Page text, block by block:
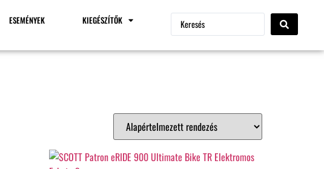
ESEMÉNYEK KIEGÉSZÍTŐK